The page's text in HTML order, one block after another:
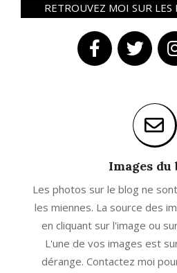
RETROUVEZ MOI SUR LES
Images du
Les photos sur le blog ne
les miennes. La source des
en cliquant sur l'image ou
L'une de vos images est
dérange. Contactez moi